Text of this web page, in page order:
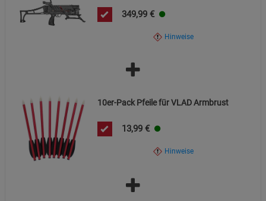
349,99 €
Hinweise
10er-Pack Pfeile für VLAD Armbrust
13,99 €
Hinweise